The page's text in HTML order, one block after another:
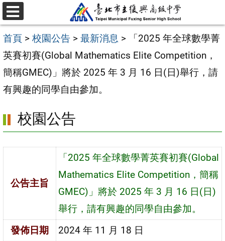
跳
至
主
要
內
容
選
單
首頁 > 校園公告 > 最新消息 >
「2025 年全球數學菁
英賽初賽(Global Mathematics Elite Competition，
簡稱GMEC)」將於 2025 年 3 月 16 日(日)舉行，請
有興趣的同學自由參加。
校園公告
公告主旨
「2025 年全球數學菁英賽初賽(Global
Mathematics Elite Competition，簡稱
GMEC)」將於 2025 年 3 月 16 日(日)
舉行，請有興趣的同學自由參加。
發佈日期
2024 年 11 月 18 日